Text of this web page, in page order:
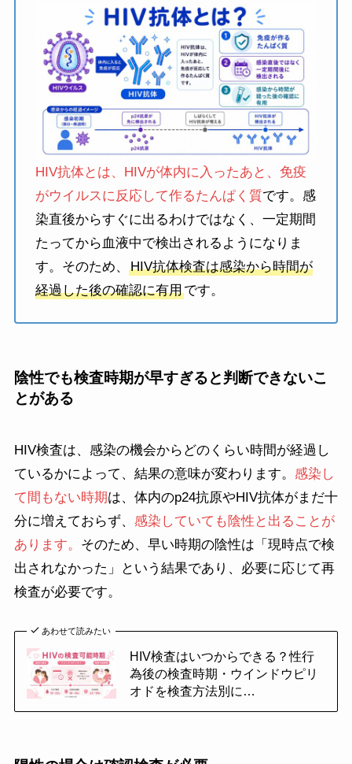
HIV抗体とは、HIVが体内に入ったあと、免疫
がウイルスに反応して作るたんぱく質です。感
染直後からすぐに出るわけではなく、一定期間
たってから血液中で検出されるようになりま
す。そのため、HIV抗体検査は感染から時間が
経過した後の確認に有用です。
陰性でも検査時期が早すぎると判断できないこ
とがある
HIV検査は、感染の機会からどのくらい時間が経過し
ているかによって、結果の意味が変わります。 感染し
て間もない時期は、体内のp24抗原やHIV抗体がまだ十
分に増えておらず、 感染していても陰性と出ることが
あります。 そのため、早い時期の陰性は「現時点で検
出されなかった」という結果であり、必要に応じて再
検査が必要です。
あわせて読みたい
HIV検査はいつからできる？性行
為後の検査時期・ ウインドウピリ
オドを検査方法別に…